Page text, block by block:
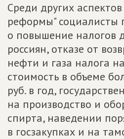
Среди других
реформы" социалисты
о повышение налогов
россиян, отказе от
нефти и газа налога
стоимость в объеме
руб. в год,
на производство и
спирта, наведении
в госзакупках и на